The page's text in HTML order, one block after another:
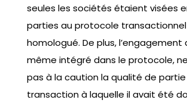
seules les sociétés étaient visées
parties au protocole transactionnel
homologué. De plus,
même intégré dans le protocole,
pas à la caution la qualité de
transaction à laquelle il avait été